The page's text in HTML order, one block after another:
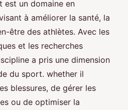
est un domaine en
à améliorer la santé, la
être des athlètes. Avec les
et les recherches
a pris une dimension
du sport. whether il
blessures, de gérer les
ou de optimiser la